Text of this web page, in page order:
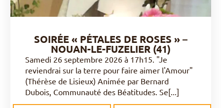
SOIRÉE « PÉTALES DE ROSES » –
NOUAN-LE-FUZELIER (41)
Samedi 26 septembre 2026 à 17h15. "Je
reviendrai sur la terre pour faire aimer l'Amour"
(Thérèse de Lisieux) Animée par Bernard
Dubois, Communauté des Béatitudes. Se[...]